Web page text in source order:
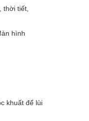
tiết,
hình
khuất để lùi